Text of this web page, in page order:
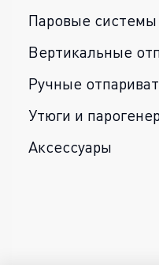
Паровые системы
Вертикальные
Ручные
Утюги и
Аксессуары